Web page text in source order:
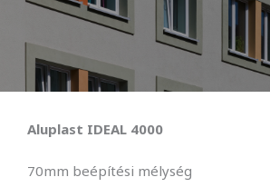
Aluplast IDEAL 4000
70mm beépítési mélység